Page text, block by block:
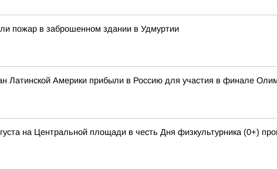
пожар в заброшенном здании в Удмуртии
Латинской Америки прибыли в Россию для участия в финале
на Центральной площади в честь Дня физкультурника (0+)